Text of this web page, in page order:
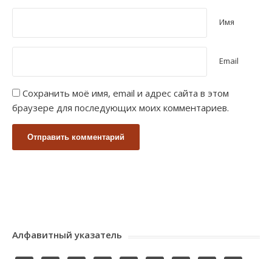
Имя
Email
Сохранить моё имя, email и адрес сайта в этом
браузере для последующих моих комментариев.
Алфавитный указатель